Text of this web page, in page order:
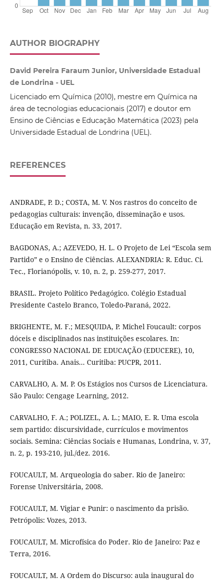
AUTHOR BIOGRAPHY
David Pereira Faraum Junior, Universidade Estadual
de Londrina - UEL
Licenciado em Química (2010), mestre em Química na
área de tecnologias educacionais (2017) e doutor em
Ensino de Ciências e Educação Matemática (2023) pela
Universidade Estadual de Londrina (UEL).
REFERENCES
ANDRADE, P. D.; COSTA, M. V. Nos rastros do conceito de
pedagogias culturais: invenção, disseminação e usos.
Educação em Revista, n. 33, 2017.
BAGDONAS, A.; AZEVEDO, H. L. O Projeto de Lei “Escola sem
Partido” e o Ensino de Ciências. ALEXANDRIA: R. Educ. Ci.
Tec., Florianópolis, v. 10, n. 2, p. 259-277, 2017.
BRASIL. Projeto Político Pedagógico. Colégio Estadual
Presidente Castelo Branco, Toledo-Paraná, 2022.
BRIGHENTE, M. F.; MESQUIDA, P. Michel Foucault: corpos
dóceis e disciplinados nas instituições escolares. In:
CONGRESSO NACIONAL DE EDUCAÇÃO (EDUCERE), 10,
2011, Curitiba. Anais... Curitiba: PUCPR, 2011.
CARVALHO, A. M. P. Os Estágios nos Cursos de Licenciatura.
São Paulo: Cengage Learning, 2012.
CARVALHO, F. A.; POLIZEL, A. L.; MAIO, E. R. Uma escola
sem partido: discursividade, currículos e movimentos
sociais. Semina: Ciências Sociais e Humanas, Londrina, v. 37,
n. 2, p. 193-210, jul./dez. 2016.
FOUCAULT, M. Arqueologia do saber. Rio de Janeiro:
Forense Universitária, 2008.
FOUCAULT, M. Vigiar e Punir: o nascimento da prisão.
Petrópolis: Vozes, 2013.
FOUCAULT, M. Microfísica do Poder. Rio de Janeiro: Paz e
Terra, 2016.
FOUCAULT, M. A Ordem do Discurso: aula inaugural do